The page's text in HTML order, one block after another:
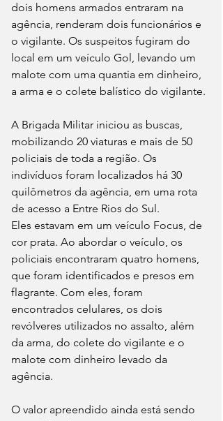
dois homens armados entraram na
agência, renderam dois funcionários e
o vigilante. Os suspeitos fugiram do
local em um veículo Gol, levando um
malote com uma quantia em dinheiro,
a arma e o colete balístico do vigilante.
A Brigada Militar iniciou as buscas,
mobilizando 20 viaturas e mais de 50
policiais de toda a região. Os
indivíduos foram localizados há 30
quilômetros da agência, em uma rota
de acesso a Entre Rios do Sul.
Eles estavam em um veículo Focus, de
cor prata. Ao abordar o veículo, os
policiais encontraram quatro homens,
que foram identificados e presos em
flagrante. Com eles, foram
encontrados celulares, os dois
revólveres utilizados no assalto, além
da arma, do colete do vigilante e o
malote com dinheiro levado da
agência.
O valor apreendido ainda está sendo